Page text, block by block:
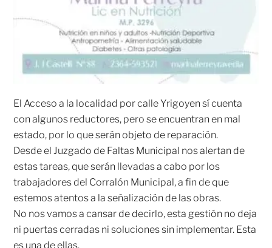
El Acceso a la localidad por calle Yrigoyen sí cuenta
con algunos reductores, pero se encuentran en mal
estado, por lo que serán objeto de reparación.
Desde el Juzgado de Faltas Municipal nos alertan de
estas tareas, que serán llevadas a cabo por los
trabajadores del Corralón Municipal, a fin de que
estemos atentos a la señalización de las obras.
No nos vamos a cansar de decirlo, esta gestión no deja
ni puertas cerradas ni soluciones sin implementar. Esta
es una de ellas.